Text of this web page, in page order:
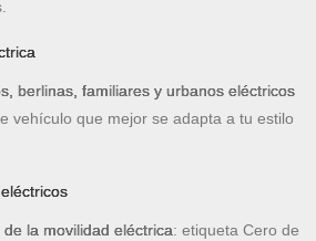
berlinas, familiares y urbanos eléctricos
vehículo que mejor se adapta a tu estilo
de la movilidad eléctrica: etiqueta Cero de